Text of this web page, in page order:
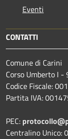
Eventi
CONTATTI
Comune di Carini
Corso Umberto I
Codice Fiscale:
Partita IVA:
PEC:
Centralino Unico: